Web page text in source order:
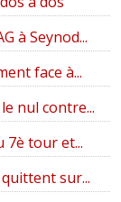
à Seynod...
face à...
nul contre...
7è tour et...
sur...